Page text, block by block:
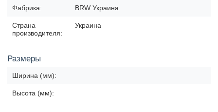
Фабрика: BRW Украина
Страна
производителя:
Украина
Размеры
Ширина (мм):
Высота (мм):